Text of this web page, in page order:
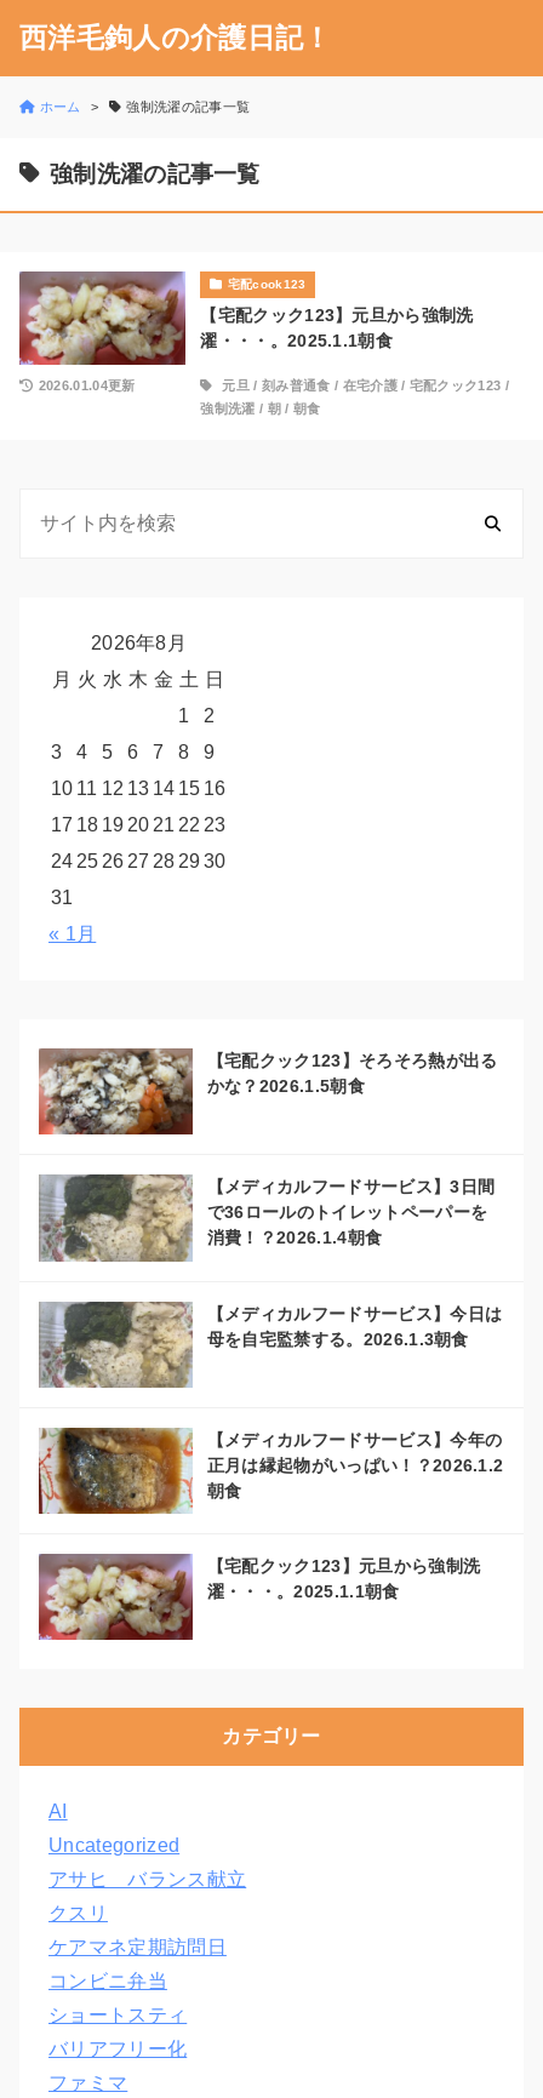
西洋毛鉤人の介護日記！
ホーム 強制洗濯の記事一覧
強制洗濯の記事一覧
宅配cook123
【宅配クック123】元旦から強制洗
濯・・・。2025.1.1朝食
2026.01.04更新 元旦 / 刻み普通食 / 在宅介護/ 宅配クック123 /
強制洗濯 / 朝/ 朝食
2026年8月
月 火 水 木 金 土 日
1
2
3
4 5 6 7 8
9
10 11 12 13 14 15 16
17 18 19 20 21 22 23
24 25 26 27 28 2930
31
« 1月
【宅配クック123】そろそろ熱が出る
かな？2026.1.5朝食
【メディカルフードサービス】3日間
で36ロールのトイレットペーパーを
消費！？2026.1.4朝食
【メディカルフードサービス】今日は
母を自宅監禁する。2026.1.3朝食
【メディカルフードサービス】今年の
正月は縁起物がいっぱい！？2026.1.2
朝食
【宅配クック123】元旦から強制洗
濯・・・。2025.1.1朝食
カテゴリー
AI
Uncategorized
アサヒ バランス献立
クスリ
ケアマネ定期訪問日
コンビニ弁当
ショートスティ
バリアフリー化
ファミマ